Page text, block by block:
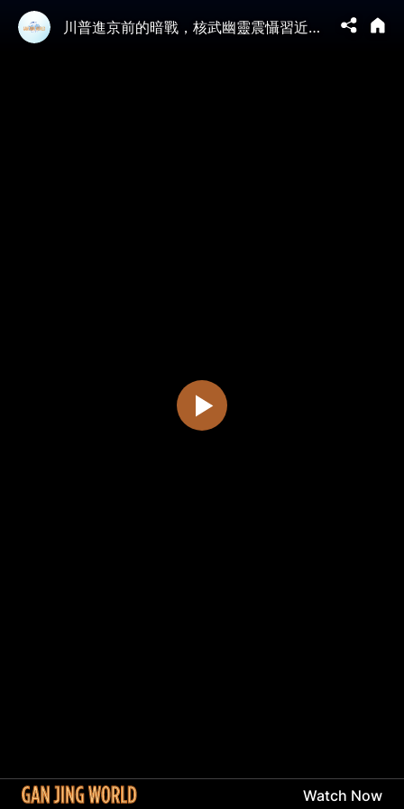
川普進京前的暗戰，核武幽靈震懾習近平！貝森特繞道日本敲打，何立峰首爾赴鴻門宴，為何不在北京主場？【江峰視界202605013第382期】#川普訪華
Watch Now